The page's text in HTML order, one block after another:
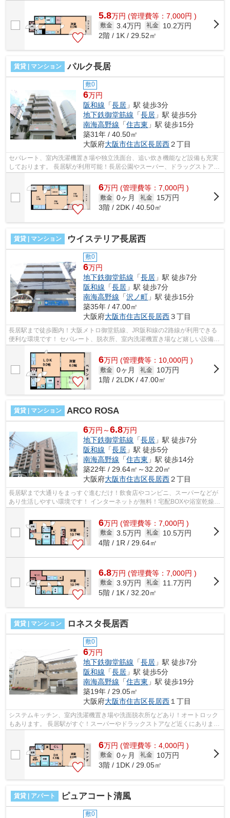
5.8万円 (管理費等：7,000円 )
敷金 3.4万円 礼金
10.2万円
2階 / 1K / 29.52㎡
賃貸 | マンション パルク長居
敷0
6万円
阪和線 「長居 」駅 徒歩3分
地下鉄御堂筋線 「長居 」駅 徒歩5分
南海高野線 「住吉東 」駅 徒歩15分
築31年 / 40.50㎡
大阪府大阪市住吉区長居西２丁目
セパレート、室内洗濯機置き場や独立洗面台、追い炊き機能など設備も充実
しております。 長居駅が利用可能！長居公園やスーパー、ドラッグストアな
ど近くにあります。 ■□■□■□■□■□■□■...
6万円 (管理費等：7,000円 )
敷金 0ヶ月 礼金
15万円
3階 / 2DK / 40.50㎡
賃貸 | マンション ウイステリア長居西
敷0
6万円
地下鉄御堂筋線 「長居 」駅 徒歩7分
阪和線 「長居 」駅 徒歩7分
南海高野線 「沢ノ町 」駅 徒歩15分
築35年 / 47.00㎡
大阪府大阪市住吉区長居西３丁目
長居駅まで徒歩圏内！大阪メトロ御堂筋線、JR阪和線の2路線が利用できる
便利な環境です！ セパレート、脱衣所、室内洗濯機置き場など嬉しい設備が
充実！TV付インターホンもございます...
6万円 (管理費等：10,000円 )
敷金 0ヶ月 礼金
10万円
1階 / 2LDK / 47.00㎡
賃貸 | マンション ARCO ROSA
6万円～6.8万円
地下鉄御堂筋線 「長居 」駅 徒歩7分
阪和線 「長居 」駅 徒歩5分
南海高野線 「住吉東 」駅 徒歩14分
築22年 / 29.64㎡～32.20㎡
大阪府大阪市住吉区長居西２丁目
長居駅まで大通りをまっすぐ進むだけ！飲食店やコンビニ、スーパーなどが
あり生活しやすい環境です！ インターネットが無料！宅配BOXや浴室乾燥機
6万円 (管理費等：7,000円 )
敷金 3.5万円 礼金
10.5万円
4階 / 1R / 29.64㎡
6.8万円 (管理費等：7,000円 )
敷金 3.9万円 礼金
11.7万円
5階 / 1K / 32.20㎡
賃貸 | マンション ロネスタ長居西
敷0
6万円
地下鉄御堂筋線 「長居 」駅 徒歩7分
阪和線 「長居 」駅 徒歩5分
南海高野線 「住吉東 」駅 徒歩19分
築19年 / 29.05㎡
大阪府大阪市住吉区長居西 １丁目
システムキッチン、室内洗濯機置き場や洗面脱衣所などあり！オートロック
もあります。 長居駅がすぐ！スーパーやドラックストアなど近くにありま
6万円 (管理費等：4,000円 )
敷金 0ヶ月 礼金
10万円
3階 / 1DK / 29.05㎡
賃貸 | アパート ピュアコート清風
敷0